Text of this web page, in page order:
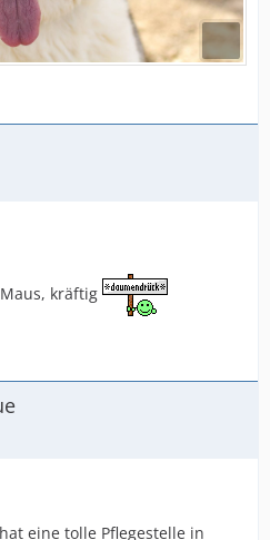
kräftig
eine tolle Pflegestelle in